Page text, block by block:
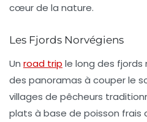
cœur de la nature.
Les Fjords Norvégiens
Un road trip le long des fjords
des panoramas à couper le
villages de pêcheurs
plats à base de poisson frais